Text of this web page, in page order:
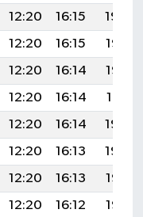
12:20 16:15
19:34
12:20 16:15
19:33
12:20 16:14
19:32
12:20 16:14
19:31
12:20 16:14
19:30
12:20 16:13
19:29
12:20 16:13
19:28
12:20 16:12
19:26